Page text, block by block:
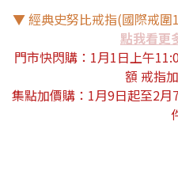
▼ 經典史努比戒指(國際戒圍
點我看更
門市快閃購： 1月1日上午
額 戒指加
集點加價購：1月9日起至2